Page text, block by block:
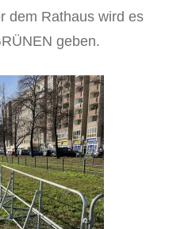
dem Rathaus wird es
geben.